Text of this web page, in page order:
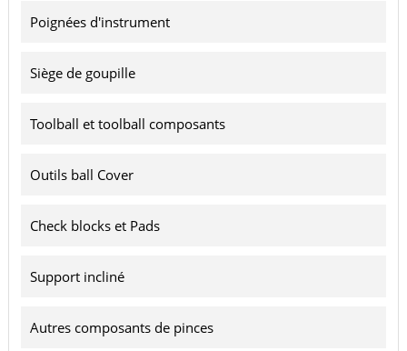
Poignées d'instrument
Siège de goupille
Toolball et toolball composants
Outils ball Cover
Check blocks et Pads
Support incliné
Autres composants de pinces